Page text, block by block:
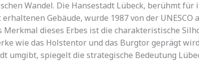
Wandel. Die Hansestadt Lübeck, berühmt für
Gebäude, wurde 1987 von der
dieses Erbes ist die charakteristische
wie das Holstentor und das Burgtor geprägt
umgibt, spiegelt die strategische Bedeutung